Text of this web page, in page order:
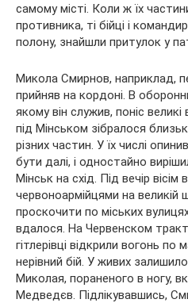
самому місті. Коли ж їх
противника, ті бійці і
полону, знайшли притулок у
Микола Смирнов, наприклад,
прийняв на кордоні. В
якому він служив, поніс великі
під Мінськом зібралося
різних частин. У їх числі
бути далі, і одностайно
Мінськ на схід. Під вечір
червоноармійцями на великій
проскочити по міських
вдалося. На Червенском
гітлерівці відкрили вогонь по
нерівний бій. У живих
Миколая, пораненого в ногу,
Медведєв. Підлікувавшись,